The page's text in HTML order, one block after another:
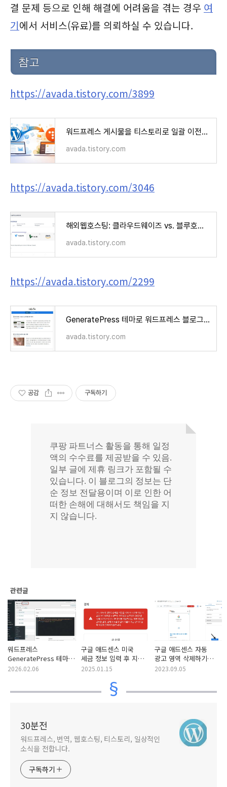
결 문제 등으로 인해 해결에 어려움을 겪는 경우 여
기에서 서비스(유료)를 의뢰하실 수 있습니다.
참고
https://avada.tistory.com/3899
워드프레스 게시물을 티스토리로 일괄 이전하는 것이 가능할까?
avada.tistory.com
https://avada.tistory.com/3046
해외웹호스팅: 클라우드웨이즈 vs. 블루호스트 vs. 카페24 비교 (Cloudways vs. Bluehost vs. Cafe24)
avada.tistory.com
https://avada.tistory.com/2299
GeneratePress 테마로 워드프레스 블로그 세팅 예시 (How to Customize GP)
avada.tistory.com
공감 구독하기
관련글
워드프레스
GeneratePress 테마
애드센스 자동광고 코드
2026.02.06
구글 애드센스 미국
세금 정보 입력 후 지급
보류에 걸리는 경우
2025.01.15
구글 애드센스 자동
광고 영역 삭제하기
(특정 위치에 광고가
2023.09.05
30분전
워드프레스, 번역, 웹호스팅, 티스토리, 일상적인
소식을 전합니다.
구독하기